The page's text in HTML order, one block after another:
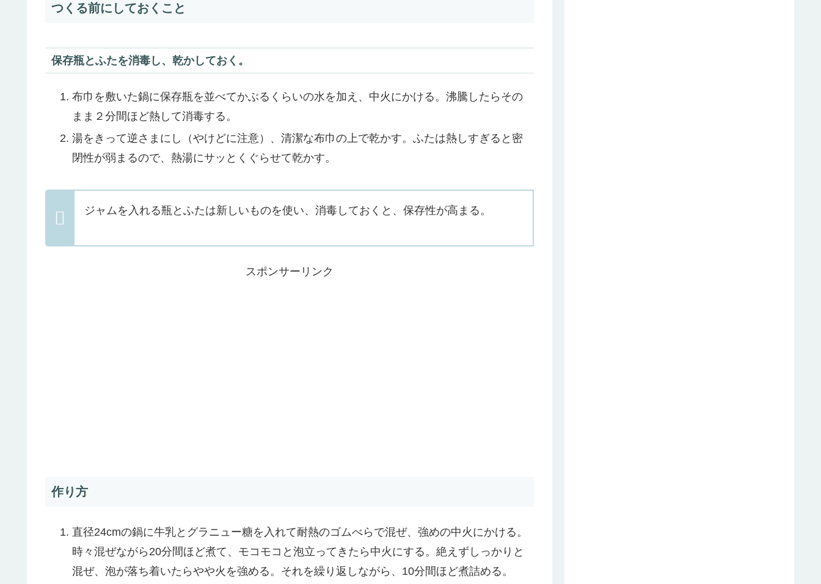
つくる前にしておくこと
保存瓶とふたを消毒し、乾かしておく。
布巾を敷いた鍋に保存瓶を並べてかぶるくらいの水を加え、中火にかける。沸騰したらその
まま２分間ほど熱して消毒する。
湯をきって逆さまにし（やけどに注意）、清潔な布巾の上で乾かす。ふたは熱しすぎると密
閉性が弱まるので、熱湯にサッとくぐらせて乾かす。
ジャムを入れる瓶とふたは新しいものを使い、消毒しておくと、保存性が高まる。
スポンサーリンク
作り方
直径24cmの鍋に牛乳とグラニュー糖を入れて耐熱のゴムべらで混ぜ、強めの中火にかける。
時々混ぜながら20分間ほど煮て、モコモコと泡立ってきたら中火にする。絶えずしっかりと
混ぜ、泡が落ち着いたらやや火を強める。それを繰り返しながら、10分間ほど煮詰める。